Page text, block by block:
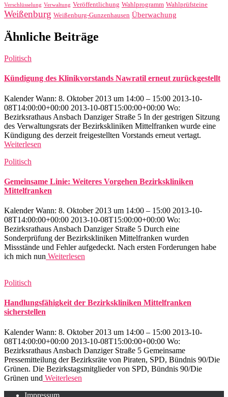
Verschlüsselung Verwaltung Veröffentlichung Wahlprogramm Wahlprüfsteine
Weißenburg Weißenburg-Gunzenhausen Überwachung
Ähnliche Beiträge
Politisch
Kündigung des Klinikvorstands Nawratil erneut zurückgestellt
Kalender Wann: 8. Oktober 2013 um 14:00 – 15:00 2013-10-
08T14:00:00+00:00 2013-10-08T15:00:00+00:00 Wo:
Bezirksrathaus Ansbach Danziger Straße 5 In der gestrigen Sitzung
des Verwaltungsrats der Bezirkskliniken Mittelfranken wurde eine
Kündigung des derzeit freigestellten Vorstands erneut vertagt.
Weiterlesen
Politisch
Gemeinsame Linie: Weiteres Vorgehen Bezirkskliniken
Mittelfranken
Kalender Wann: 8. Oktober 2013 um 14:00 – 15:00 2013-10-
08T14:00:00+00:00 2013-10-08T15:00:00+00:00 Wo:
Bezirksrathaus Ansbach Danziger Straße 5 Durch eine
Sonderprüfung der Bezirkskliniken Mittelfranken wurden
Missstände und Fehler aufgedeckt. Nach ersten Forderungen habe
ich mich nun Weiterlesen
Politisch
Handlungsfähigkeit der Bezirkskliniken Mittelfranken
sicherstellen
Kalender Wann: 8. Oktober 2013 um 14:00 – 15:00 2013-10-
08T14:00:00+00:00 2013-10-08T15:00:00+00:00 Wo:
Bezirksrathaus Ansbach Danziger Straße 5 Gemeinsame
Pressemitteilung der Bezirksräte von Piraten, SPD, Bündnis 90/Die
Grünen. Die Bezirkstagsmitglieder von SPD, Bündnis 90/Die
Grünen und Weiterlesen
Impressum